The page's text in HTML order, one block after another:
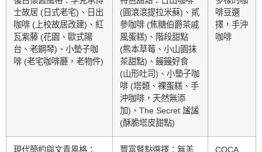
士故居 (日式老宅)、日出
咖啡 (上校故居改建)、紅
瓦紫藤 (花園、歐式陽
台、老鋼琴)、小墊子咖
啡 (老宅咖啡廳，老物件)
(圓滾滾提拉米蘇)、貳
參咖啡 (焦糖伯爵茶戚
風蛋糕)、階段甜點
(熊本草莓、小山園抹
茶甜點)、饅饅好食
(山形吐司)、小墊子咖
啡 (塔類、裸蛋糕、手
沖咖啡，天然無添
加)、The Secret 謐謐
(酥脆塔皮甜點)
啡豆選
擇，手沖
咖啡
現代簡約與文青風格：
豐富餐點選擇：無恙
COCA